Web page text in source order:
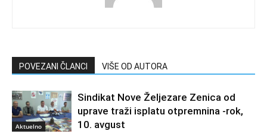
POVEZANI ČLANCI VIŠE OD AUTORA
Aktuelno
Sindikat Nove Željezare Zenica od
uprave traži isplatu otpremnina -rok,
10. avgust